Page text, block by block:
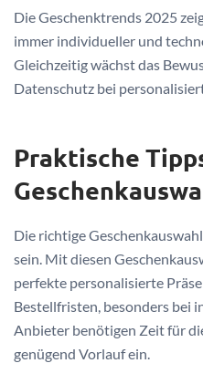
Die Geschenktrends 2025
immer individueller und
Gleichzeitig wächst das
Datenschutz bei
Praktische
Die richtige
sein. Mit diesen
perfekte personalisierte
Bestellfristen, besonders bei
Anbieter benötigen Zeit für
genügend Vorlauf ein.